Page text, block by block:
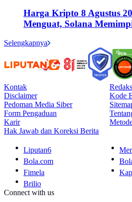
Harga Kripto 8 Agustus
Menguat, Solana
Selengkapnya
Kontak
Disclaimer
Kode
Pedoman Media Siber
Form Pengaduan
Karir
Hak Jawab dan Koreksi Berita
Liputan6
Bola.com
Fimela
Brilio
Connect with us